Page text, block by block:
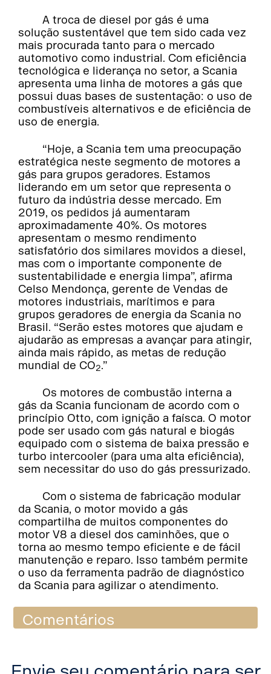
A troca de diesel por gás é uma
solução sustentável que tem sido cada vez
mais procurada tanto para o mercado
automotivo como industrial. Com eficiência
tecnológica e liderança no setor, a Scania
apresenta uma linha de motores a gás que
possui duas bases de sustentação: o uso de
combustíveis alternativos e de eficiência de
uso de energia.
“Hoje, a Scania tem uma preocupação
estratégica neste segmento de motores a
gás para grupos geradores. Estamos
liderando em um setor que representa o
futuro da indústria desse mercado. Em
2019, os pedidos já aumentaram
aproximadamente 40%. Os motores
apresentam o mesmo rendimento
satisfatório dos similares movidos a diesel,
mas com o importante componente de
sustentabilidade e energia limpa”, afirma
Celso Mendonça, gerente de Vendas de
motores industriais, marítimos e para
grupos geradores de energia da Scania no
Brasil. “Serão estes motores que ajudam e
ajudarão as empresas a avançar para atingir,
ainda mais rápido, as metas de redução
mundial de CO2.”
Os motores de combustão interna a
gás da Scania funcionam de acordo com o
princípio Otto, com ignição a faísca. O motor
pode ser usado com gás natural e biogás
equipado com o sistema de baixa pressão e
turbo intercooler (para uma alta eficiência),
sem necessitar do uso do gás pressurizado.
Com o sistema de fabricação modular
da Scania, o motor movido a gás
compartilha de muitos componentes do
motor V8 a diesel dos caminhões, que o
torna ao mesmo tempo eficiente e de fácil
manutenção e reparo. Isso também permite
o uso da ferramenta padrão de diagnóstico
da Scania para agilizar o atendimento.
Comentários